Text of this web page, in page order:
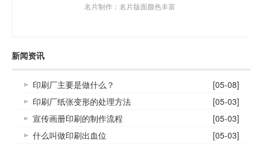
名片制作：名片版面颜色丰富
新闻资讯
印刷厂主要是做什么？
[05-08]
印刷厂纸张变形的处理方法
[05-03]
宣传画册印刷的制作流程
[05-03]
什么叫做印刷出血位
[05-03]